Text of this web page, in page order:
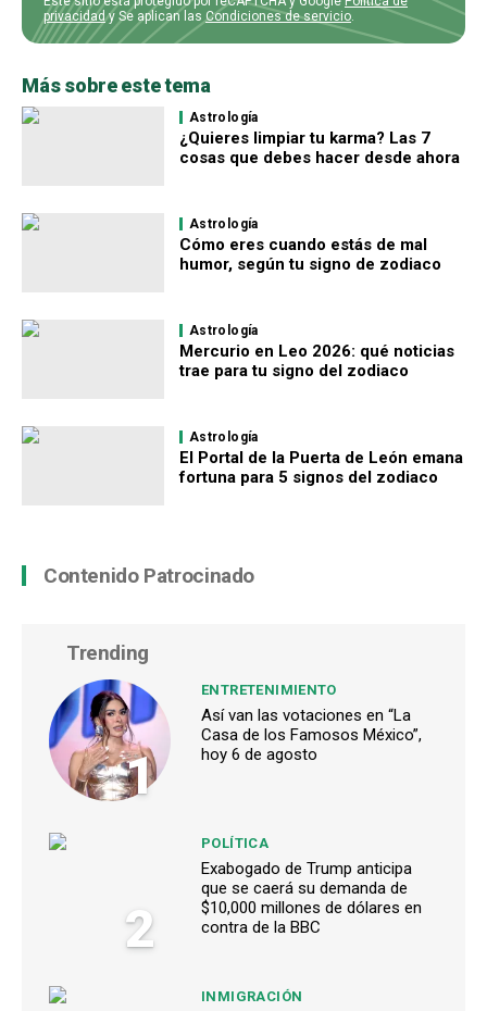
privacidady Se aplican las Condiciones de servicio.
Más sobre este tema
Astrología
¿Quieres limpiar tu karma? Las 7
cosas que debes hacer desde ahora
Astrología
Cómo eres cuando estás de mal
humor, según tu signo de zodiaco
Astrología
Mercurio en Leo 2026: qué noticias
trae para tu signo del zodiaco
Astrología
El Portal de la Puerta de León emana
fortuna para 5 signos del zodiaco
Contenido Patrocinado
Trending
1
ENTRETENIMIENTO
Así van las votaciones en “La
Casa de los Famosos México”,
hoy 6 de agosto
2
POLÍTICA
Exabogado de Trump anticipa
que se caerá su demanda de
$10,000 millones de dólares en
contra de la BBC
INMIGRACIÓN